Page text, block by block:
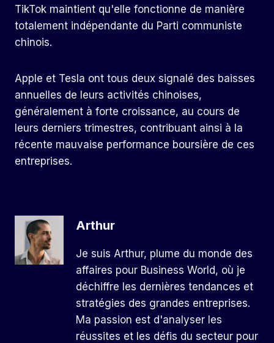
TikTok maintient qu'elle fonctionne de manière
totalement indépendante du Parti communiste
chinois.
Apple et Tesla ont tous deux signalé des baisses
annuelles de leurs activités chinoises,
généralement à forte croissance, au cours de
leurs derniers trimestres, contribuant ainsi à la
récente mauvaise performance boursière de ces
entreprises.
Arthur
Je suis Arthur, plume du monde des
affaires pour Business World, où je
déchiffre les dernières tendances et
stratégies des grandes entreprises.
Ma passion est d'analyser les
réussites et les défis du secteur pour